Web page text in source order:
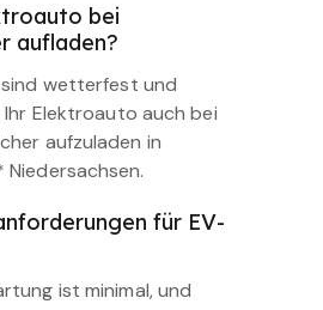
bei
aufladen?
sind wetterfest und
Ihr Elektroauto auch bei
aufzuladen in
für EV-
ist minimal, und